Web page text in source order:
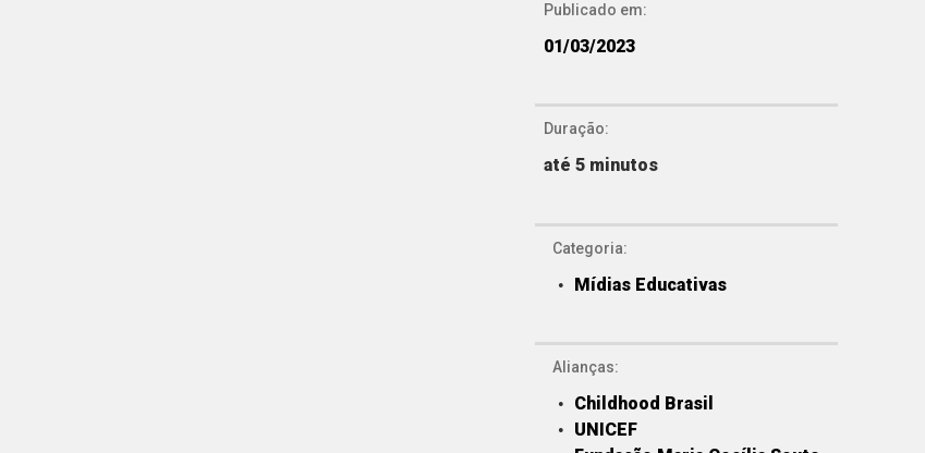
Publicado em:
01/03/2023
Duração:
até 5 minutos
Categoria:
Mídias Educativas
Alianças:
Childhood Brasil
UNICEF